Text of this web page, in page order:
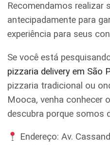
Recomendamos realizar
antecipadamente para
experiência para seus
Se você está
pizzaria delivery em São
pizzaria tradicional ou
Mooca, venha conhecer
descubra porque somos
Endereço: Av.